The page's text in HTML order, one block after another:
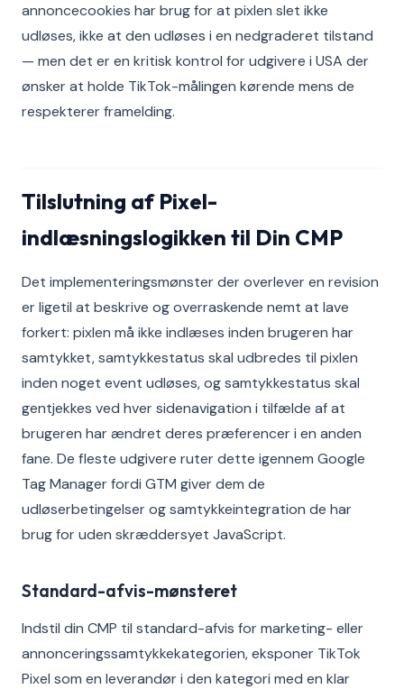
annoncecookies har brug for at pixlen slet ikke
udløses, ikke at den udløses i en nedgraderet tilstand
— men det er en kritisk kontrol for udgivere i USA der
ønsker at holde TikTok-målingen kørende mens de
respekterer framelding.
Tilslutning af Pixel-
indlæsningslogikken til Din CMP
Det implementeringsmønster der overlever en revision
er ligetil at beskrive og overraskende nemt at lave
forkert: pixlen må ikke indlæses inden brugeren har
samtykket, samtykkestatus skal udbredes til pixlen
inden noget event udløses, og samtykkestatus skal
gentjekkes ved hver sidenavigation i tilfælde af at
brugeren har ændret deres præferencer i en anden
fane. De fleste udgivere ruter dette igennem Google
Tag Manager fordi GTM giver dem de
udløserbetingelser og samtykkeintegration de har
brug for uden skræddersyet JavaScript.
Standard-afvis-mønsteret
Indstil din CMP til standard-afvis for marketing- eller
annonceringssamtykkekategorien, eksponer TikTok
Pixel som en leverandør i den kategori med en klar